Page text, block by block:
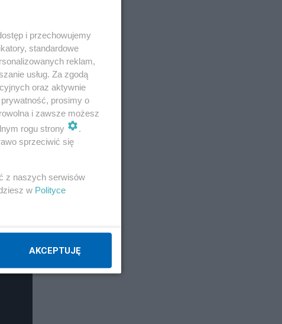
i przechowujemy
standardowe
reklam,
usług. Za zgodą
oraz aktywnie
prosimy o
i zawsze możesz
rogu strony
.
sprzeciwić się
z naszych serwisów
w Polityce
AKCEPTUJĘ